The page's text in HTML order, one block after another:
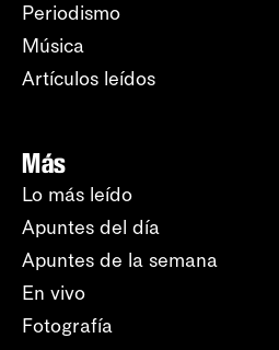
Periodismo
Música
Artículos leídos
Más
Lo más leído
Apuntes del día
Apuntes de la semana
En vivo
Fotografía